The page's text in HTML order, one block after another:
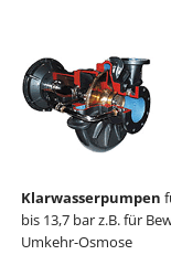
Klarwasserpumpen
bis 13,7 bar z.B. für
Umkehr-Osmose